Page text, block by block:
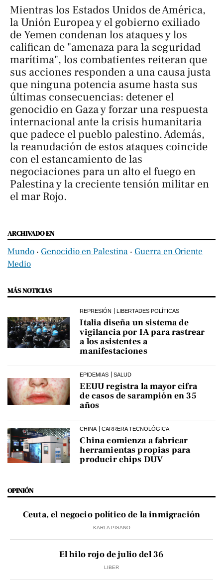
Mientras los Estados Unidos de América,
la Unión Europea y el gobierno exiliado
de Yemen condenan los ataques y los
califican de "amenaza para la seguridad
marítima", los combatientes reiteran que
sus acciones responden a una causa justa
que ninguna potencia asume hasta sus
últimas consecuencias: detener el
genocidio en Gaza y forzar una respuesta
internacional ante la crisis humanitaria
que padece el pueblo palestino. Además,
la reanudación de estos ataques coincide
con el estancamiento de las
negociaciones para un alto el fuego en
Palestina y la creciente tensión militar en
el mar Rojo.
ARCHIVADO EN
Mundo ‧ Genocidio en Palestina ‧ Guerra en Oriente
Medio
MÁS NOTICIAS
REPRESIÓN LIBERTADES POLÍTICAS
Italia diseña un sistema de
vigilancia por IA para rastrear
a los asistentes a
manifestaciones
EPIDEMIAS SALUD
EEUU registra la mayor cifra
de casos de sarampión en 35
años
CHINA CARRERA TECNOLÓGICA
China comienza a fabricar
herramientas propias para
producir chips DUV
OPINIÓN
Ceuta, el negocio político de la inmigración
KARLA PISANO
El hilo rojo de julio del 36
LIBER